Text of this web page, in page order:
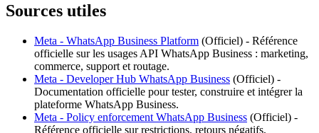
Sources utiles
Meta - WhatsApp Business Platform (Officiel) - Référence
officielle sur les usages API WhatsApp Business : marketing,
commerce, support et routage.
Meta - Developer Hub WhatsApp Business (Officiel) -
Documentation officielle pour tester, construire et intégrer la
plateforme WhatsApp Business.
Meta - Policy enforcement WhatsApp Business (Officiel) -
Référence officielle sur restrictions, retours négatifs,